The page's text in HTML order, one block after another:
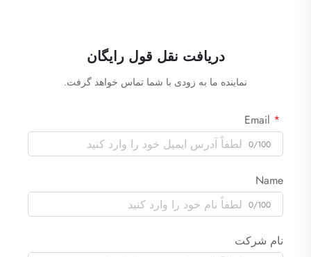
دریافت نقل قول رایگان
نماینده ما به زودی با شما تماس خواهد گرفت.
0/100
Name
0/100
نام شرکت